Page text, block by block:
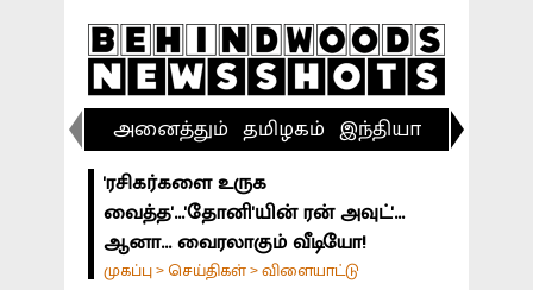
அனைத்தும் தமிழகம் இந்தியா
'ரசிகர்களை உருக
வைத்த'...'தோனி'யின் ரன் அவுட்'...
ஆனா... வைரலாகும் வீடியோ!
முகப்பு > செய்திகள் > விளையாட்டு